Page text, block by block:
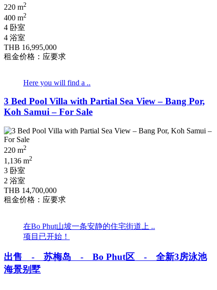
220 m2
400 m2
4 卧室
4 浴室
THB 16,995,000
租金价格：应要求
Here you will find a ..
3 Bed Pool Villa with Partial Sea View – Bang Por,
Koh Samui – For Sale
220 m2
1,136 m2
3 卧室
2 浴室
THB 14,700,000
租金价格：应要求
在Bo Phut山坡一条安静的住宅街道上 ..
项目已开始！
出售 - 苏梅岛 - Bo Phut区 - 全新3房泳池
海景别墅